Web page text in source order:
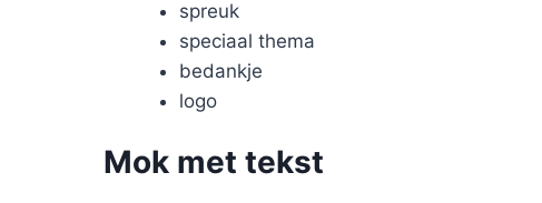
spreuk
speciaal thema
bedankje
logo
Mok met tekst